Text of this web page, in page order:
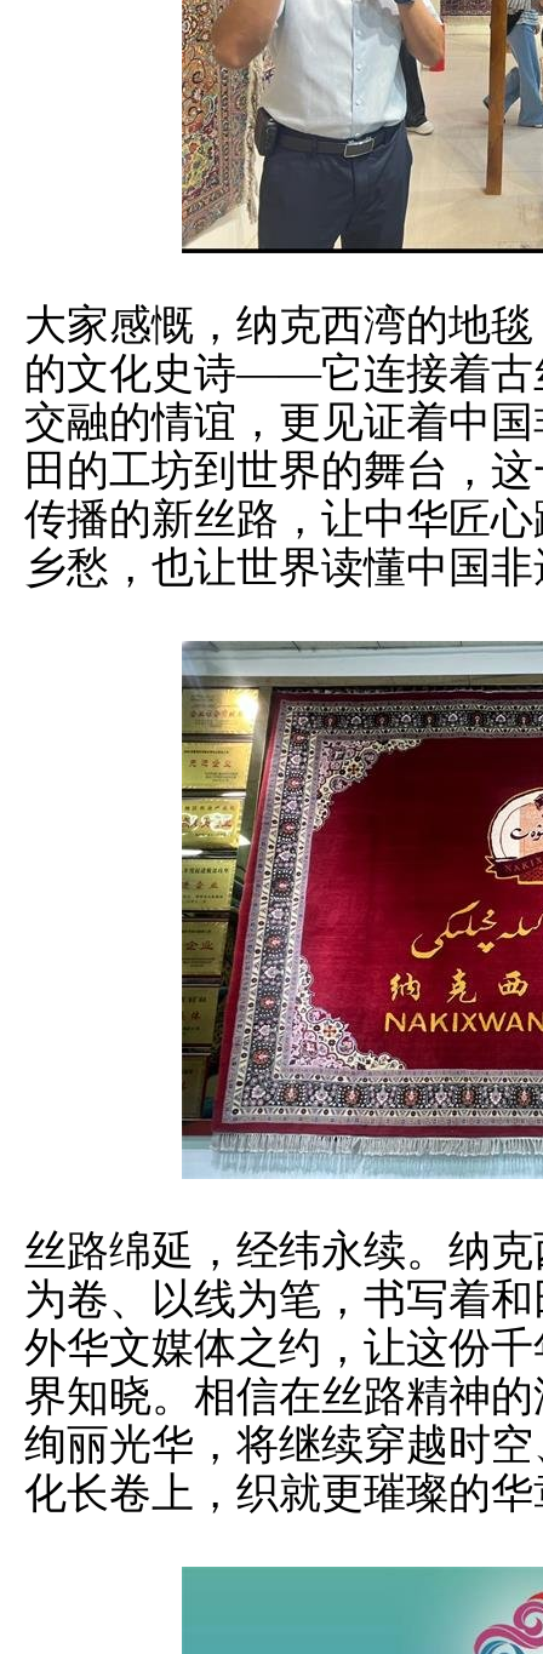
大家感慨，纳克西湾的地
的文化史诗——它连接着古
交融的情谊，更见证着中
田的工坊到世界的舞台，
传播的新丝路，让中华匠
乡愁，也让世界读懂中国
丝路绵延，经纬永续。纳
为卷、以线为笔，书写着
外华文媒体之约，让这份
界知晓。相信在丝路精神
绚丽光华，将继续穿越时
化长卷上，织就更璀璨的